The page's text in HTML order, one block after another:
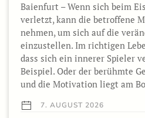
Baienfurt – Wenn sich beim
verletzt, kann die betroffene
nehmen, um sich auf die
einzustellen. Im richtigen
dass sich ein innerer Spieler
Beispiel. Oder der berühmte
und die Motivation liegt am
7. AUGUST 2026